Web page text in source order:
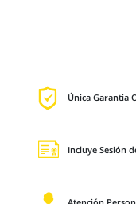
Única Garantia
Incluye Sesión